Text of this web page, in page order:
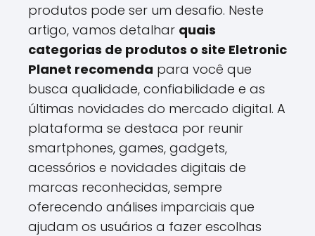
produtos pode ser um desafio. Neste
artigo, vamos detalhar quais
categorias de produtos o site Eletronic
Planet recomenda para você que
busca qualidade, confiabilidade e as
últimas novidades do mercado digital. A
plataforma se destaca por reunir
smartphones, games, gadgets,
acessórios e novidades digitais de
marcas reconhecidas, sempre
oferecendo análises imparciais que
ajudam os usuários a fazer escolhas